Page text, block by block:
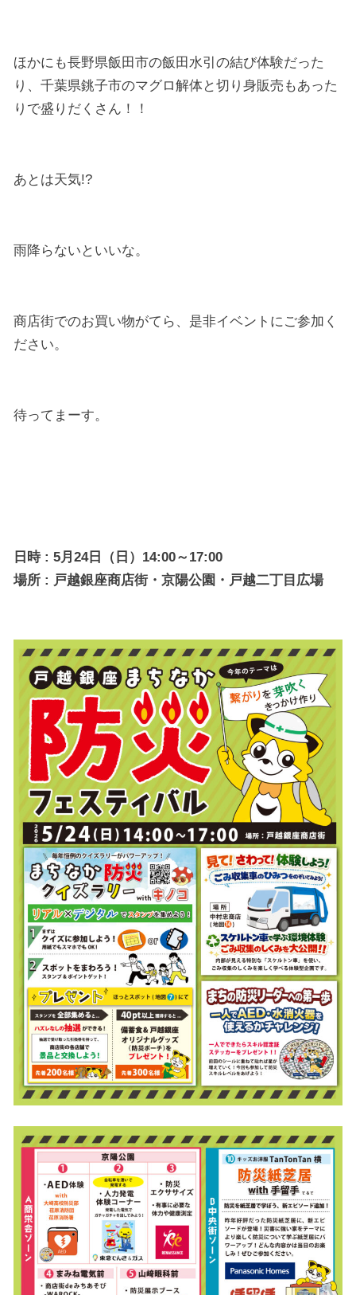
ほかにも長野県飯田市の飯田水引の結び体験だった
り、千葉県銚子市のマグロ解体と切り身販売もあった
りで盛りだくさん！！
あとは天気!?
雨降らないといいな。
商店街でのお買い物がてら、是非イベントにご参加く
ださい。
待ってまーす。
日時 : 5月24日（日）14:00～17:00
場所 : 戸越銀座商店街・京陽公園・戸越二丁目広場